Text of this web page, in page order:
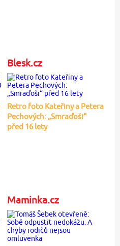
Blesk.cz
Retro foto Kateřiny a Petera
Pechových: „Smraďoši“
před 16 lety
Maminka.cz